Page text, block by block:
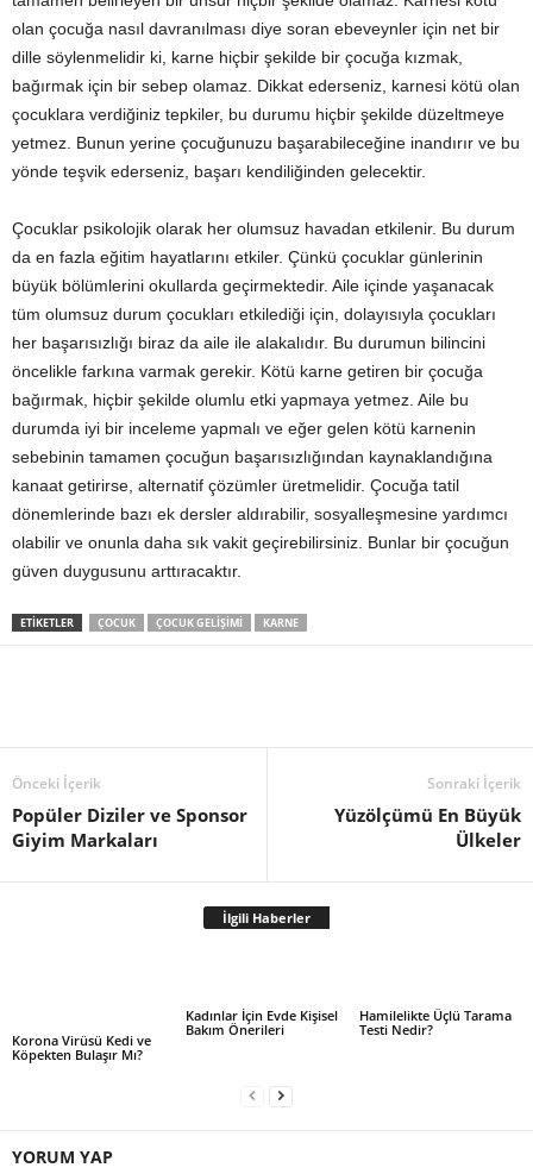
olan çocuğa nasıl davranılması diye soran ebeveynler için net bir
dille söylenmelidir ki, karne hiçbir şekilde bir çocuğa kızmak,
bağırmak için bir sebep olamaz. Dikkat ederseniz, karnesi kötü olan
çocuklara verdiğiniz tepkiler, bu durumu hiçbir şekilde düzeltmeye
yetmez. Bunun yerine çocuğunuzu başarabileceğine inandırır ve bu
yönde teşvik ederseniz, başarı kendiliğinden gelecektir.
Çocuklar psikolojik olarak her olumsuz havadan etkilenir. Bu durum
da en fazla eğitim hayatlarını etkiler. Çünkü çocuklar günlerinin
büyük bölümlerini okullarda geçirmektedir. Aile içinde yaşanacak
tüm olumsuz durum çocukları etkilediği için, dolayısıyla çocukları
her başarısızlığı biraz da aile ile alakalıdır. Bu durumun bilincini
öncelikle farkına varmak gerekir. Kötü karne getiren bir çocuğa
bağırmak, hiçbir şekilde olumlu etki yapmaya yetmez. Aile bu
durumda iyi bir inceleme yapmalı ve eğer gelen kötü karnenin
sebebinin tamamen çocuğun başarısızlığından kaynaklandığına
kanaat getirirse, alternatif çözümler üretmelidir. Çocuğa tatil
dönemlerinde bazı ek dersler aldırabilir, sosyalleşmesine yardımcı
olabilir ve onunla daha sık vakit geçirebilirsiniz. Bunlar bir çocuğun
güven duygusunu arttıracaktır.
ETIKETLER ÇOCUK ÇOCUK GELIŞIMI KARNE
Önceki İçerik
Popüler Diziler ve Sponsor
Giyim Markaları
Sonraki İçerik
Yüzölçümü En Büyük
Ülkeler
İlgili Haberler
Korona Virüsü Kedi ve
Köpekten Bulaşır Mı?
Kadınlar İçin Evde Kişisel
Bakım Önerileri
Hamilelikte Üçlü Tarama
Testi Nedir?
YORUM YAP